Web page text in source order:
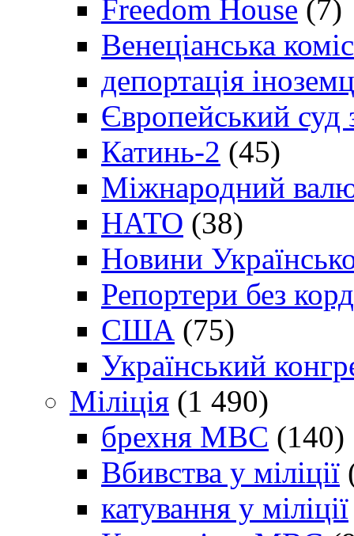
Freedom House (7)
Венеціанська
депортація
Європейський
Катинь-2 (45)
Міжнародний
НАТО (38)
Новини
Репортери без
США (75)
Український
Міліція (1 490)
брехня МВС (140)
Вбивства у міліції
катування у міліції